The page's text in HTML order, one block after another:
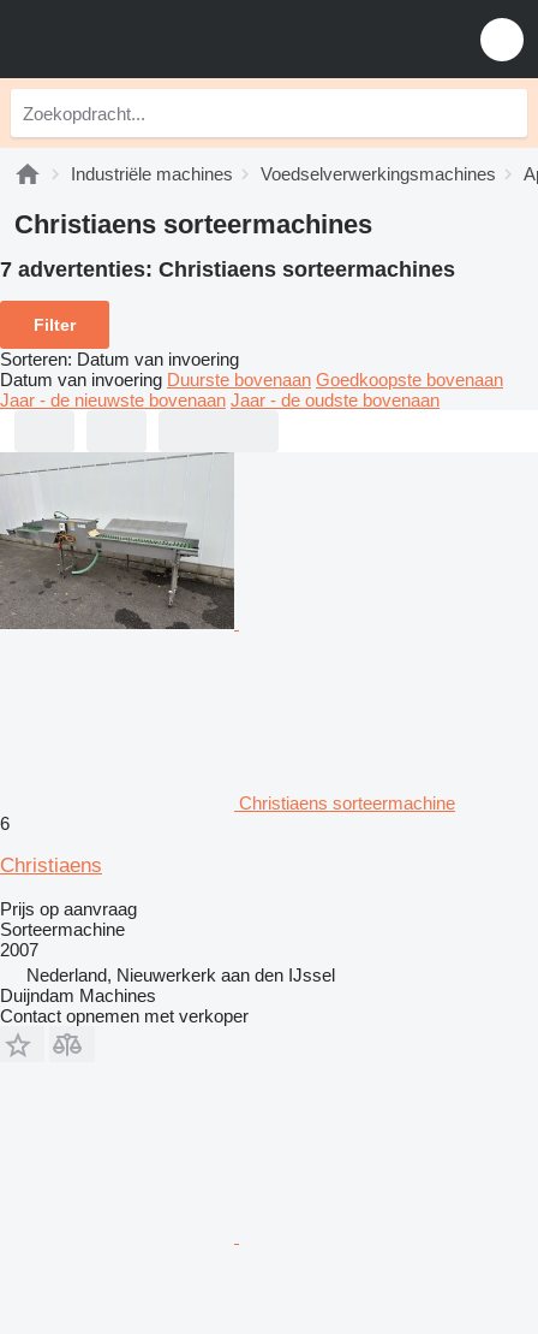
Industriële machines Voedselverwerkingsmachines
Christiaens sorteermachines
7 advertenties: Christiaens sorteermachines
Filter
Sorteren: Datum van invoering
Datum van invoering Duurste bovenaan Goedkoopste bovenaan
Jaar - de nieuwste bovenaan Jaar - de oudste bovenaan
Christiaens sorteermachine
6
Christiaens
Prijs op aanvraag
Sorteermachine
2007
Nederland, Nieuwerkerk aan den IJssel
Duijndam Machines
Contact opnemen met verkoper